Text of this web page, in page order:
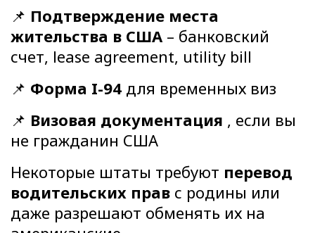
📌 Подтверждение места
жительства в США – банковский
счет, lease agreement, utility bill
📌 Форма I-94 для временных виз
📌 Визовая документация , если вы
не гражданин США
Некоторые штаты требуют перевод
водительских прав с родины или
даже разрешают обменять их на